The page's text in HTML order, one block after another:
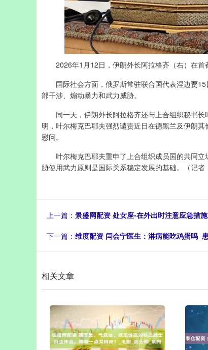
2026年1月12日，伊朗外长阿拉格齐（右）在首
国际社会方面，俄罗斯常驻联合国代表涅边贾15
部干涉、煽动暴力和武力威胁。
同一天，伊朗外长阿拉格齐还与上合组织秘书长
明，叶尔梅克巴耶夫强烈谴责近日在德黑兰及伊朗
慰问。
叶尔梅克巴耶夫重申了上合组织成员国的共同立
胁使用武力原则是国际关系稳定发展的基础。（记
上一篇： 景盛网配资 处女座-在外出时注意应急措施
下一篇： 维度配资 闫会宁医生：淋病能吃鸡蛋吗_
相关文章